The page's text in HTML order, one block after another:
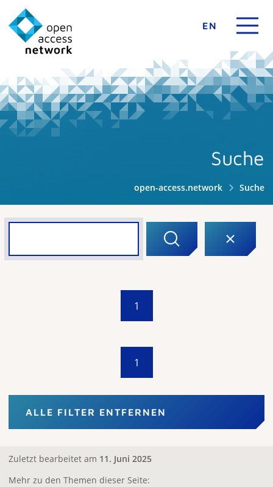
EN
Suche
open-access.network Suche
1
1
ALLE FILTER ENTFERNEN
Zuletzt bearbeitet am 11. Juni 2025
Mehr zu den Themen dieser Seite: